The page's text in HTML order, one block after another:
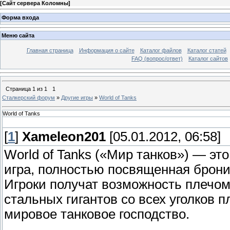
[Сайт сервера Коломны]
Форма входа
Меню сайта
Главная страница Информация о сайте Каталог файлов
Каталог статей
FAQ (вопрос/ответ)
Каталог сайтов
Страница 1 из 1
1
Сталкерский форум » Другие игры » World of Tanks
World of Tanks
[1] Xameleon201 [05.01.2012, 06:58]
World of Tanks («Мир танков») —
игра, полностью посвященная
Игроки получат возможность
стальных гигантов со всех уголков
мировое танковое господство.